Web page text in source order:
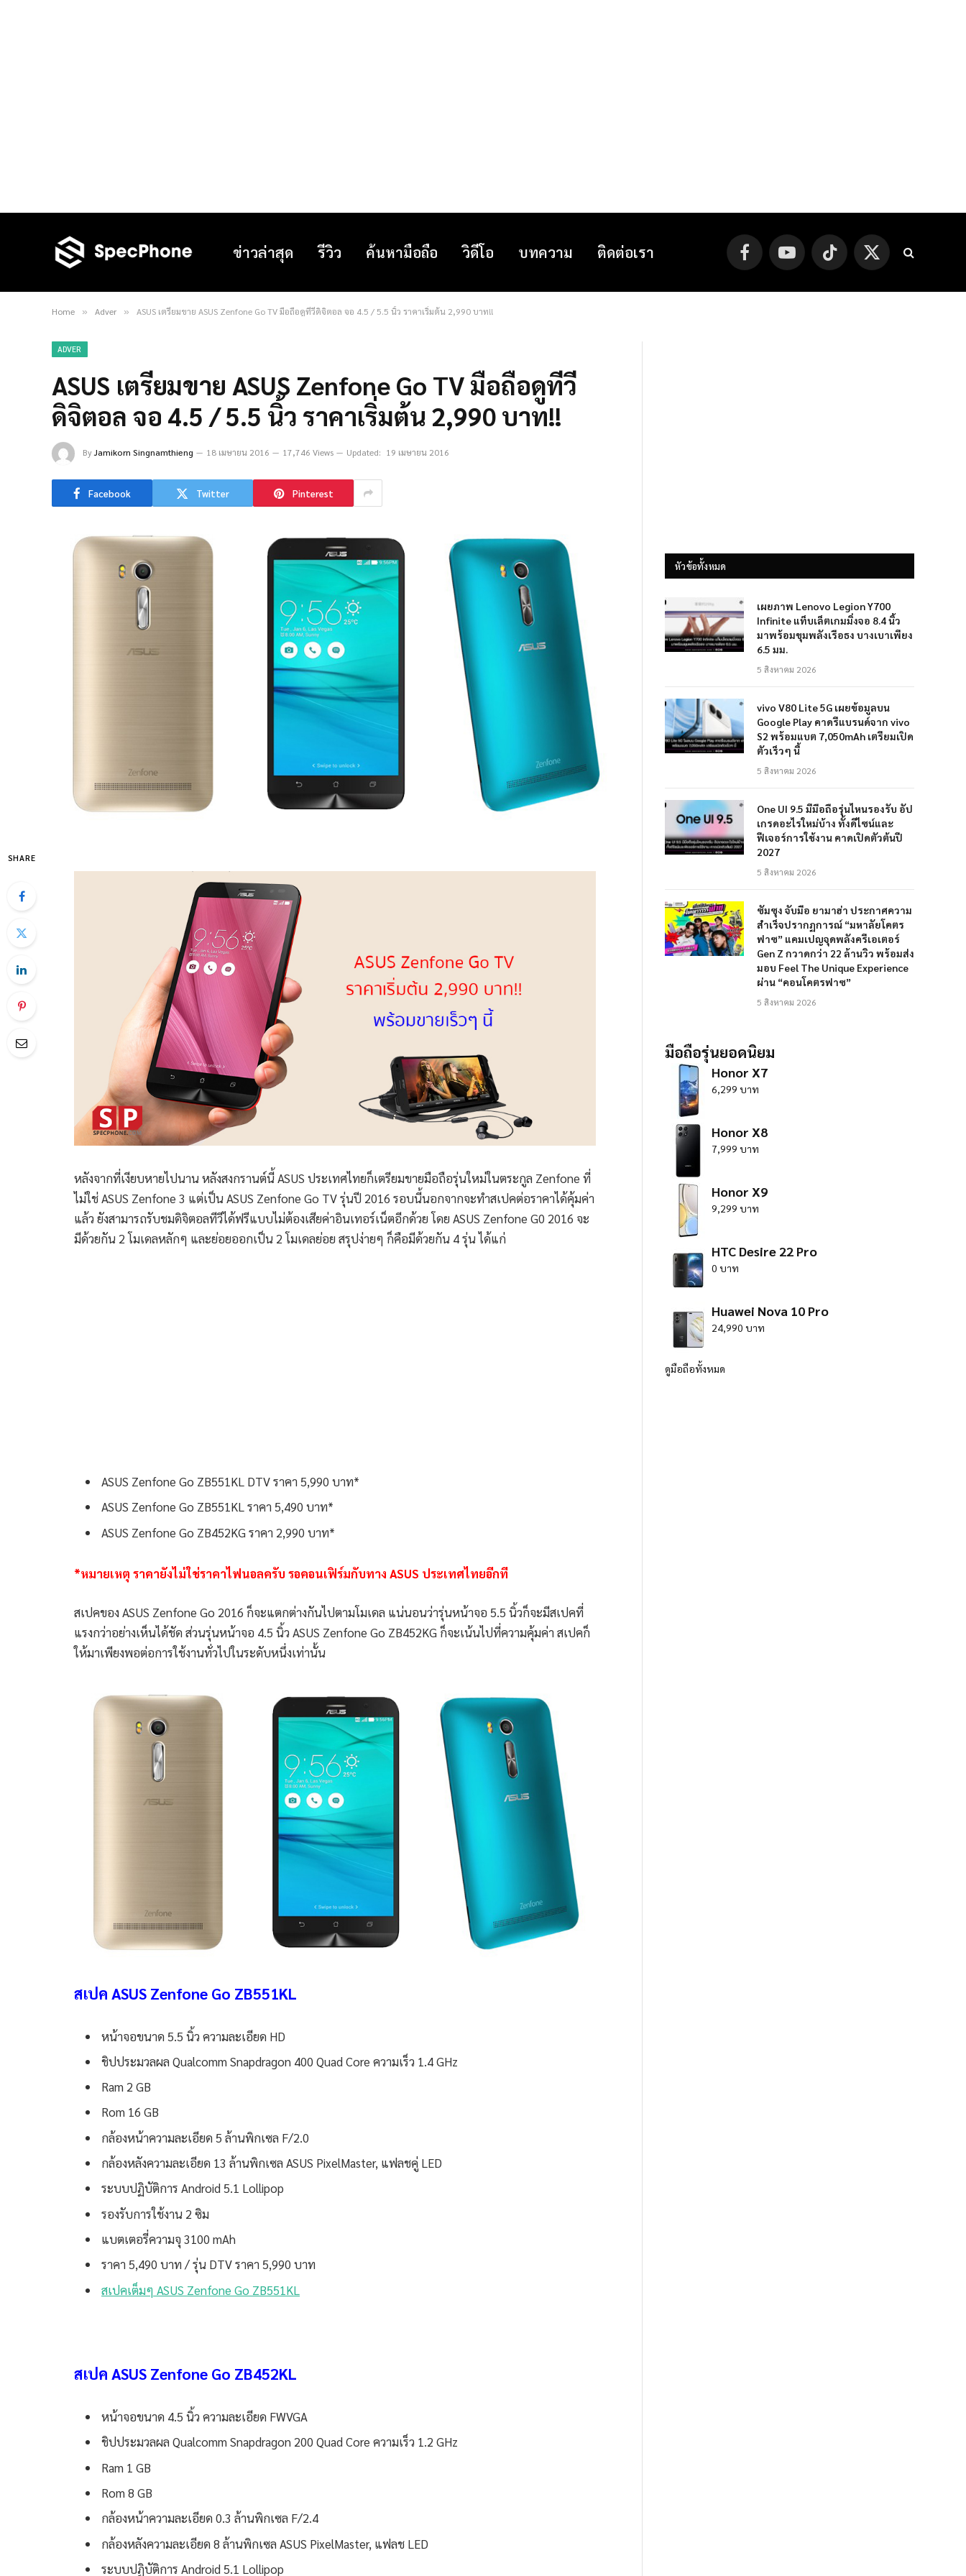
ข่าวล่าสุด รีวิว ค้นหามือถือ วิดีโอ บทความ ติดต่อเรา FacebookYouTube TikTok
X
(Twitter)
Home » Adver » ASUS เตรียมขาย ASUS Zenfone Go TV มือถือดูทีวีดิจิตอล จอ 4.5 / 5.5 นิ้ว ราคาเริ่มต้น 2,990 บาท!!
ADVER
ASUS เตรียมขาย ASUS Zenfone Go TV มือถือดูทีวี
ดิจิตอล จอ 4.5 / 5.5 นิ้ว ราคาเริ่มต้น 2,990 บาท!!
ByJamikorn Singnamthieng 18 เมษายน 2016 17,746 Views Updated: 19 เมษายน 2016
Facebook Twitter Pinterest
SHARE
หลังจากที่เงียบหายไปนาน หลังสงกรานต์นี้ ASUS ประเทศไทยก็เตรียมขายมือถือรุ่นใหม่ในตระกูล Zenfone ที่
ไม่ใช่ ASUS Zenfone 3 แต่เป็น ASUS Zenfone Go TV รุ่นปี 2016 รอบนี้นอกจากจะทำสเปคต่อราคาได้คุ้มค่า
แล้ว ยังสามารถรับชมดิจิตอลทีวีได้ฟรีแบบไม่ต้องเสียค่าอินเทอร์เน็ตอีกด้วย โดย ASUS Zenfone G0 2016 จะ
มีด้วยกัน 2 โมเดลหลักๆ และย่อยออกเป็น 2 โมเดลย่อย สรุปง่ายๆ ก็คือมีด้วยกัน 4 รุ่น ได้แก่
ASUS Zenfone Go ZB551KL DTV ราคา 5,990 บาท*
ASUS Zenfone Go ZB551KL ราคา 5,490 บาท*
ASUS Zenfone Go ZB452KG ราคา 2,990 บาท*
*หมายเหตุ ราคายังไม่ใช่ราคาไฟนอลครับ รอคอนเฟิร์มกับทาง ASUS ประเทศไทยอีกที
สเปคของ ASUS Zenfone Go 2016 ก็จะแตกต่างกันไปตามโมเดล แน่นอนว่ารุ่นหน้าจอ 5.5 นิ้วก็จะมีสเปคที่
แรงกว่าอย่างเห็นได้ชัด ส่วนรุ่นหน้าจอ 4.5 นิ้ว ASUS Zenfone Go ZB452KG ก็จะเน้นไปที่ความคุ้มค่า สเปคก็
ให้มาเพียงพอต่อการใช้งานทั่วไปในระดับหนึ่งเท่านั้น
สเปค ASUS Zenfone Go ZB551KL
หน้าจอขนาด 5.5 นิ้ว ความละเอียด HD
ชิปประมวลผล Qualcomm Snapdragon 400 Quad Core ความเร็ว 1.4 GHz
Ram 2 GB
Rom 16 GB
กล้องหน้าความละเอียด 5 ล้านพิกเซล F/2.0
กล้องหลังความละเอียด 13 ล้านพิกเซล ASUS PixelMaster, แฟลชคู่ LED
ระบบปฏิบัติการ Android 5.1 Lollipop
รองรับการใช้งาน 2 ซิม
แบตเตอรี่ความจุ 3100 mAh
ราคา 5,490 บาท / รุ่น DTV ราคา 5,990 บาท
สเปคเต็มๆ ASUS Zenfone Go ZB551KL
สเปค ASUS Zenfone Go ZB452KL
หน้าจอขนาด 4.5 นิ้ว ความละเอียด FWVGA
ชิปประมวลผล Qualcomm Snapdragon 200 Quad Core ความเร็ว 1.2 GHz
Ram 1 GB
Rom 8 GB
กล้องหน้าความละเอียด 0.3 ล้านพิกเซล F/2.4
กล้องหลังความละเอียด 8 ล้านพิกเซล ASUS PixelMaster, แฟลช LED
ระบบปฏิบัติการ Android 5.1 Lollipop
หัวข้อทั้งหมด
เผยภาพ Lenovo Legion Y700
Infinite แท็บเล็ตเกมมิ่งจอ 8.4 นิ้ว
มาพร้อมขุมพลังเรือธง บางเบาเพียง
6.5 มม.
5 สิงหาคม 2026
vivo V80 Lite 5G เผยข้อมูลบน
Google Play คาดรีแบรนด์จาก vivo
S2 พร้อมแบต 7,050mAh เตรียมเปิด
ตัวเร็วๆ นี้
5 สิงหาคม 2026
One UI 9.5 มีมือถือรุ่นไหนรองรับ อัป
เกรดอะไรใหม่บ้าง ทั้งดีไซน์และ
ฟีเจอร์การใช้งาน คาดเปิดตัวต้นปี
2027
5 สิงหาคม 2026
ซัมซุง จับมือ ยามาฮ่า ประกาศความ
สำเร็จปรากฏการณ์ “มหาลัยโคตร
ฟาซ” แคมเปญจุดพลังครีเอเตอร์
Gen Z กวาดกว่า 22 ล้านวิว พร้อมส่ง
มอบ Feel The Unique Experience
ผ่าน “คอนโคตรฟาซ”
5 สิงหาคม 2026
มือถือรุ่นยอดนิยม
Honor X7
6,299 บาท
Honor X8
7,999 บาท
Honor X9
9,299 บาท
HTC Desire 22 Pro
0 บาท
Huawei Nova 10 Pro
24,990 บาท
ดูมือถือทั้งหมด